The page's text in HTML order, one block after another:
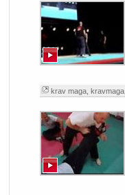
krav maga, kravmaga,